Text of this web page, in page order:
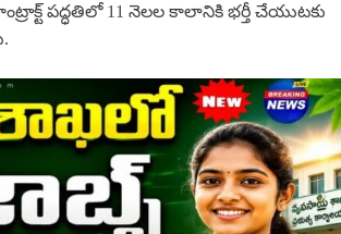
పద్ధతిలో 11 నెలల కాలానికి భర్తీ చేయుటకు